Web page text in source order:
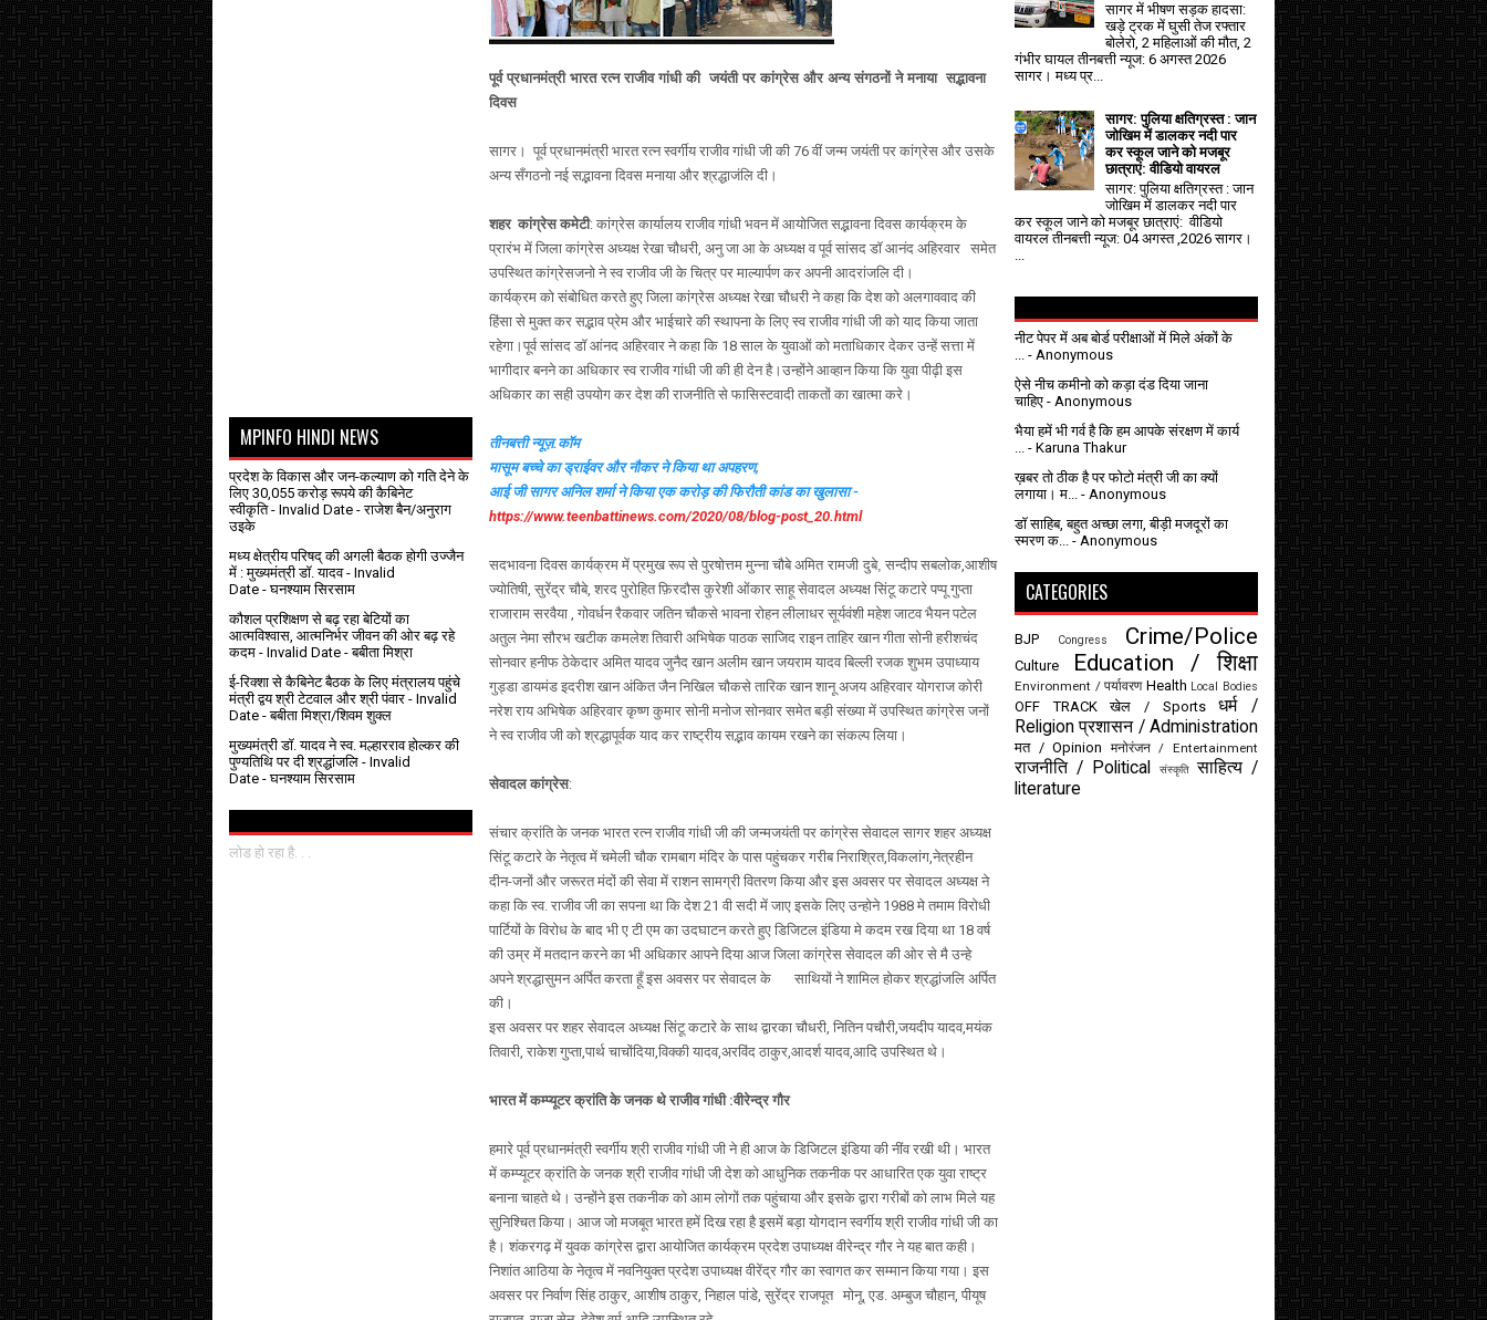
पूर्व प्रधानमंत्री भारत रत्न राजीव गांधी की जयंती पर कांग्रेस और अन्य संगठनों ने मनाया सद्भावना
दिवस
सागर। पूर्व प्रधानमंत्री भारत रत्न स्वर्गीय राजीव गांधी जी की 76 वीं जन्म जयंती पर कांग्रेस और उसके
अन्य सँगठनो नई सद्भावना दिवस मनाया और श्रद्धाजंलि दी।
शहर कांग्रेस कमेटी: कांग्रेस कार्यालय राजीव गांधी भवन में आयोजित सद्भावना दिवस कार्यक्रम के
प्रारंभ में जिला कांग्रेस अध्यक्ष रेखा चौधरी, अनु जा आ के अध्यक्ष व पूर्व सांसद डॉ आनंद अहिरवार समेत
उपस्थित कांग्रेसजनो ने स्व राजीव जी के चित्र पर माल्यार्पण कर अपनी आदरांजलि दी।
कार्यक्रम को संबोधित करते हुए जिला कांग्रेस अध्यक्ष रेखा चौधरी ने कहा कि देश को अलगाववाद की
हिंसा से मुक्त कर सद्भाव प्रेम और भाईचारे की स्थापना के लिए स्व राजीव गांधी जी को याद किया जाता
रहेगा।पूर्व सांसद डॉ आंनद अहिरवार ने कहा कि 18 साल के युवाओं को मताधिकार देकर उन्हें सत्ता में
भागीदार बनने का अधिकार स्व राजीव गांधी जी की ही देन है।उन्होंने आव्हान किया कि युवा पीढ़ी इस
अधिकार का सही उपयोग कर देश की राजनीति से फासिस्टवादी ताकतों का खात्मा करे।
तीनबत्ती न्यूज़.कॉम
मासूम बच्चे का ड्राईवर और नौकर ने किया था अपहरण,
आई जी सागर अनिल शर्मा ने किया एक करोड़ की फिरौती कांड का खुलासा -
https://www.teenbattinews.com/2020/08/blog-post_20.html
सदभावना दिवस कार्यक्रम में प्रमुख रूप से पुरषोत्तम मुन्ना चौबेअमित रामजी दुबे, सन्दीप सबलोक,आशीष
ज्योतिषी, सुरेंद्र चौबे, शरद पुरोहित फ़िरदौस कुरेशी ओंकार साहू सेवादल अध्यक्ष सिंटू कटारे पप्पू गुप्ता
राजाराम सरवैया , गोवर्धन रैकवार जतिन चौकसे भावना रोहन लीलाधर सूर्यवंशी महेश जाटव भैयन पटेल
अतुल नेमा सौरभ खटीक कमलेश तिवारी अभिषेक पाठक साजिद राइन ताहिर खान गीता सोनी हरीशचंद
सोनवार हनीफ ठेकेदार अमित यादव जुनैद खान अलीम खान जयराम यादव बिल्ली रजक शुभम उपाध्याय
गुड्डा डायमंड इदरीश खान अंकित जैन निखिल चौकसे तारिक खान शानू अजय अहिरवार योगराज कोरी
नरेश राय अभिषेक अहिरवार कृष्ण कुमार सोनी मनोज सोनवार समेत बड़ी संख्या में उपस्थित कांग्रेस जनों
ने स्व राजीव जी को श्रद्धापूर्वक याद कर राष्ट्रीय सद्भाव कायम रखने का संकल्प लिया।
सेवादल कांग्रेस:
संचार क्रांति के जनक भारत रत्न राजीव गांधी जी की जन्मजयंती पर कांग्रेस सेवादल सागर शहर अध्यक्ष
सिंटू कटारे के नेतृत्व में चमेली चौक रामबाग मंदिर के पास पहुंचकर गरीब निराश्रित,विकलांग,नेत्रहीन
दीन-जनों और जरूरत मंदों की सेवा में राशन सामग्री वितरण किया और इस अवसर पर सेवादल अध्यक्ष ने
कहा कि स्व. राजीव जी का सपना था कि देश 21 वी सदी में जाए इसके लिए उन्होने 1988 मे तमाम विरोधी
पार्टियों के विरोध के बाद भी ए टी एम का उदघाटन करते हुए डिजिटल इंडिया मे कदम रख दिया था 18 वर्ष
की उम्र में मतदान करने का भी अधिकार आपने दिया आज जिला कांग्रेस सेवादल की ओर से मै उन्हे
अपने श्रद्धासुमन अर्पित करता हूँ इस अवसर पर सेवादल के साथियों ने शामिल होकर श्रद्धांजलि अर्पित
की।
इस अवसर पर शहर सेवादल अध्यक्ष सिंटू कटारे के साथ द्वारका चौधरी, नितिन पचौरी,जयदीप यादव,मयंक
तिवारी, राकेश गुप्ता,पार्थ चाचोंदिया,विक्की यादव,अरविंद ठाकुर,आदर्श यादव,आदि उपस्थित थे।
भारत में कम्प्यूटर क्रांति के जनक थे राजीव गांधी :वीरेन्द्र गौर
हमारे पूर्व प्रधानमंत्री स्वर्गीय श्री राजीव गांधी जी ने ही आज के डिजिटल इंडिया की नींव रखी थी। भारत
में कम्प्यूटर क्रांति के जनक श्री राजीव गांधी जी देश को आधुनिक तकनीक पर आधारित एक युवा राष्ट्र
बनाना चाहते थे। उन्होंने इस तकनीक को आम लोगों तक पहुंचाया और इसके द्वारा गरीबों को लाभ मिले यह
सुनिश्चित किया। आज जो मजबूत भारत हमें दिख रहा है इसमें बड़ा योगदान स्वर्गीय श्री राजीव गांधी जी का
है। शंकरगढ़ में युवक कांग्रेस द्वारा आयोजित कार्यक्रम प्रदेश उपाध्यक्ष वीरेन्द्र गौर ने यह बात कही।
निशांत आठिया के नेतृत्व में नवनियुक्त प्रदेश उपाध्यक्ष वीरेंद्र गौर का स्वागत कर सम्मान किया गया। इस
अवसर पर निर्वाण सिंह ठाकुर, आशीष ठाकुर, निहाल पांडे, सुरेंद्र राजपूत मोनू, एड. अम्बुज चौहान, पीयूष
MPINFO HINDI NEWS
प्रदेश के विकास और जन-कल्याण को गति देने के
लिए 30,055 करोड़ रूपये की कैबिनेट
स्वीकृति- Invalid Date - राजेश बैन/अनुराग
उइके
मध्य क्षेत्रीय परिषद् की अगली बैठक होगी उज्जैन
में : मुख्यमंत्री डॉ. यादव- Invalid
Date - घनश्याम सिरसाम
कौशल प्रशिक्षण से बढ़ रहा बेटियों का
आत्मविश्वास, आत्मनिर्भर जीवन की ओर बढ़ रहे
कदम - Invalid Date - बबीता मिश्रा
ई-रिक्शा से कैबिनेट बैठक के लिए मंत्रालय पहुंचे
मंत्री द्वय श्री टेटवाल और श्री पंवार - Invalid
Date - बबीता मिश्रा/शिवम शुक्ल
मुख्यमंत्री डॉ. यादव ने स्व. मल्हारराव होल्कर की
पुण्यतिथि पर दी श्रद्धांजलि - Invalid
Date - घनश्याम सिरसाम
लोड हो रहा है. . .
सागर में भीषण सड़क हादसा:
खड़े ट्रक में घुसी तेज रफ्तार
बोलेरो, 2 महिलाओं की मौत, 2
गंभीर घायल तीनबत्ती न्यूज: 6 अगस्त 2026
सागर। मध्य प्र...
सागर: पुलिया क्षतिग्रस्त : जान
जोखिम में डालकर नदी पार
कर स्कूल जाने को मजबूर
छात्राएं: वीडियो वायरल
सागर: पुलिया क्षतिग्रस्त : जान
जोखिम में डालकर नदी पार
कर स्कूल जाने को मजबूर छात्राएं: वीडियो
वायरल तीनबत्ती न्यूज: 04 अगस्त ,2026 सागर।
नीट पेपर में अब बोर्ड परीक्षाओं में मिले अंकों के
- Anonymous
ऐसे नीच कमीनो को कड़ा दंड दिया जाना
चाहिए - Anonymous
भैया हमें भी गर्व है कि हम आपके संरक्षण में कार्य
- Karuna Thakur
ख़बर तो ठीक है पर फोटो मंत्री जी का क्यों
लगाया। म...
- Anonymous
डॉ साहिब, बहुत अच्छा लगा, बीड़ी मजदूरों का
स्मरण क...
- Anonymous
CATEGORIES
BJP Congress Crime/Police
Culture Education / शिक्षा
Environment / पर्यावरण Health Local Bodies
OFF TRACK खेल / Sports
धर्म /
Religion प्रशासन / Administration
मत / Opinion मनोरंजन / Entertainment
राजनीति / Political संस्कृति साहित्य /
literature